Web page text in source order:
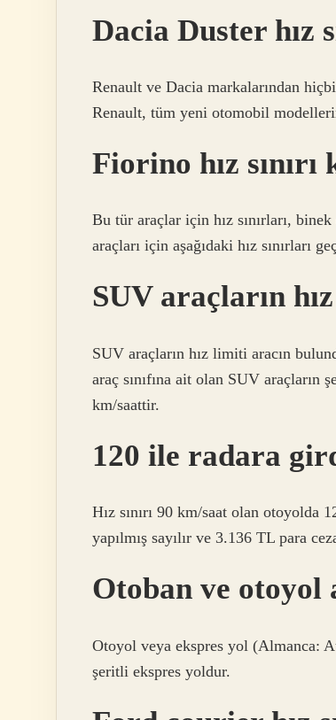
Dacia Duster hız
Renault ve Dacia markalarından
Renault, tüm yeni otomobil
Fiorino hız sınırı
Bu tür araçlar için hız sınırları,
araçları için aşağıdaki hız sınırları
SUV araçların
SUV araçların hız limiti aracın
araç sınıfına ait olan SUV
km/saattir.
120 ile radara
Hız sınırı 90 km/saat olan otoyolda
yapılmış sayılır ve 3.136 TL para
Otoban ve otoyol
Otoyol veya ekspres yol (Almanca:
şeritli ekspres yoldur.